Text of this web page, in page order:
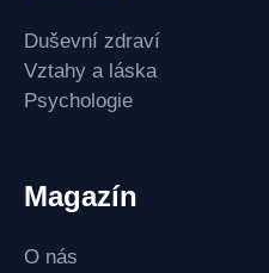
Duševní zdraví
Vztahy a láska
Psychologie
Magazín
O nás